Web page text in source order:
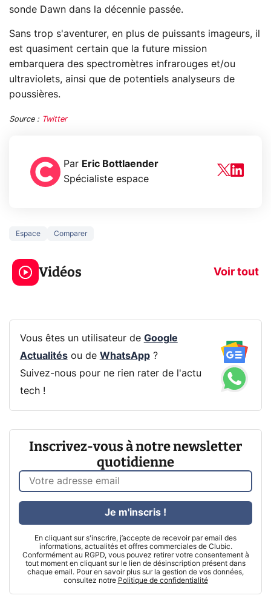
sonde Dawn dans la décennie passée.
Sans trop s'aventurer, en plus de puissants imageurs, il
est quasiment certain que la future mission
embarquera des spectromètres infrarouges et/ou
ultraviolets, ainsi que de potentiels analyseurs de
poussières.
Source : Twitter
Par Eric Bottlaender
Spécialiste espace
Espace Comparer
Vidéos Voir tout
3 écrans en 1 pour
319€ ? Voici L'AOC
CQ32G4ZA !
prochaine
Vous êtes un utilisateur de Google
Actualitésou de WhatsApp?
Suivez-nous pour ne rien rater de l'actu
tech !
Inscrivez-vous à notre newsletter
quotidienne
En cliquant sur s'inscrire, j’accepte de recevoir par email des
informations, actualités et offres commerciales de Clubic.
Conformément au RGPD, vous pouvez retirer votre consentement à
tout moment en cliquant sur le lien de désinscription présent dans
chaque email. Pour en savoir plus sur la gestion de vos données,
consultez notre Politique de confidentialité
Je m'inscris !